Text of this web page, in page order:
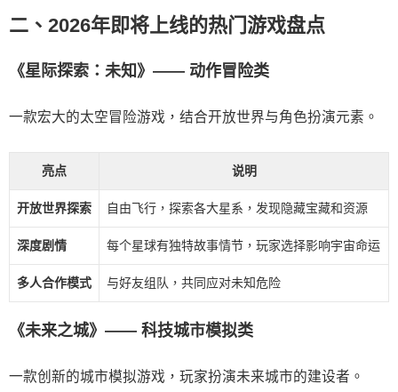
二、2026年即将上线的热门游戏盘点
《星际探索：未知》—— 动作冒险类
一款宏大的太空冒险游戏，结合开放世界与角色扮演元素。
亮点 说明
开放世界探索 自由飞行，探索各大星系，发现隐藏宝藏和资源
深度剧情 每个星球有独特故事情节，玩家选择影响宇宙命运
多人合作模式 与好友组队，共同应对未知危险
《未来之城》—— 科技城市模拟类
一款创新的城市模拟游戏，玩家扮演未来城市的建设者。